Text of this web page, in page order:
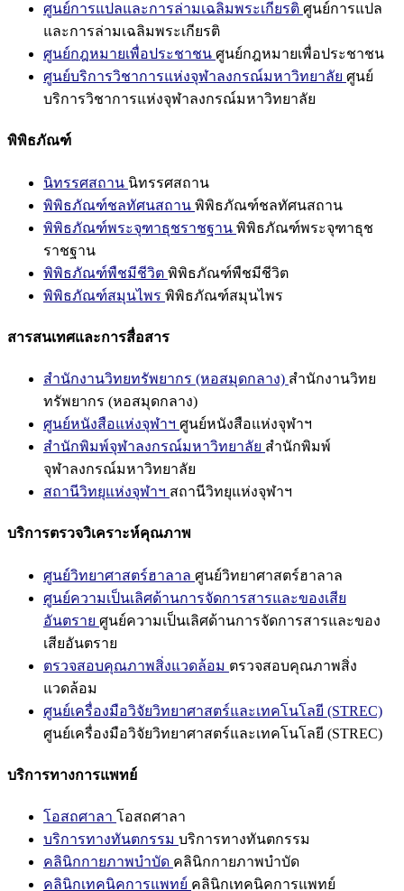
ศูนย์การแปลและการล่ามเฉลิมพระเกียรติ ศูนย์การแปล
และการล่ามเฉลิมพระเกียรติ
ศูนย์กฎหมายเพื่อประชาชน ศูนย์กฎหมายเพื่อประชาชน
ศูนย์บริการวิชาการแห่งจุฬาลงกรณ์มหาวิทยาลัย ศูนย์
บริการวิชาการแห่งจุฬาลงกรณ์มหาวิทยาลัย
พิพิธภัณฑ์
นิทรรศสถาน นิทรรศสถาน
พิพิธภัณฑ์ชลทัศนสถาน พิพิธภัณฑ์ชลทัศนสถาน
พิพิธภัณฑ์พระจุฑาธุชราชฐาน พิพิธภัณฑ์พระจุฑาธุช
ราชฐาน
พิพิธภัณฑ์พืชมีชีวิต พิพิธภัณฑ์พืชมีชีวิต
พิพิธภัณฑ์สมุนไพร พิพิธภัณฑ์สมุนไพร
สารสนเทศและการสื่อสาร
สำนักงานวิทยทรัพยากร (หอสมุดกลาง) สำนักงานวิทย
ทรัพยากร (หอสมุดกลาง)
ศูนย์หนังสือแห่งจุฬาฯ ศูนย์หนังสือแห่งจุฬาฯ
สำนักพิมพ์จุฬาลงกรณ์มหาวิทยาลัย สำนักพิมพ์
จุฬาลงกรณ์มหาวิทยาลัย
สถานีวิทยุแห่งจุฬาฯ สถานีวิทยุแห่งจุฬาฯ
บริการตรวจวิเคราะห์คุณภาพ
ศูนย์วิทยาศาสตร์ฮาลาล ศูนย์วิทยาศาสตร์ฮาลาล
ศูนย์ความเป็นเลิศด้านการจัดการสารและของเสีย
อันตราย ศูนย์ความเป็นเลิศด้านการจัดการสารและของ
เสียอันตราย
ตรวจสอบคุณภาพสิ่งแวดล้อม ตรวจสอบคุณภาพสิ่ง
แวดล้อม
ศูนย์เครื่องมือวิจัยวิทยาศาสตร์และเทคโนโลยี (STREC)
ศูนย์เครื่องมือวิจัยวิทยาศาสตร์และเทคโนโลยี (STREC)
บริการทางการแพทย์
โอสถศาลา โอสถศาลา
บริการทางทันตกรรม บริการทางทันตกรรม
คลินิกกายภาพบำบัด คลินิกกายภาพบำบัด
คลินิกเทคนิคการแพทย์ คลินิกเทคนิคการแพทย์